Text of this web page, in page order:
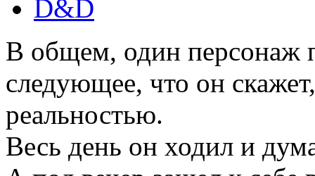
D&D
В общем, один персонаж
следующее, что он
реальностью.
Весь день он ходил и